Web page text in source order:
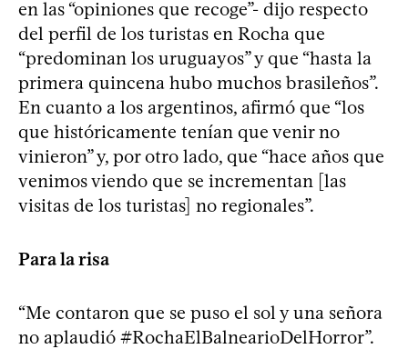
en las “opiniones que recoge”- dijo respecto
del perfil de los turistas en Rocha que
“predominan los uruguayos” y que “hasta la
primera quincena hubo muchos brasileños”.
En cuanto a los argentinos, afirmó que “los
que históricamente tenían que venir no
vinieron” y, por otro lado, que “hace años que
venimos viendo que se incrementan [las
visitas de los turistas] no regionales”.
Para la risa
“Me contaron que se puso el sol y una señora
no aplaudió #RochaElBalnearioDelHorror”.